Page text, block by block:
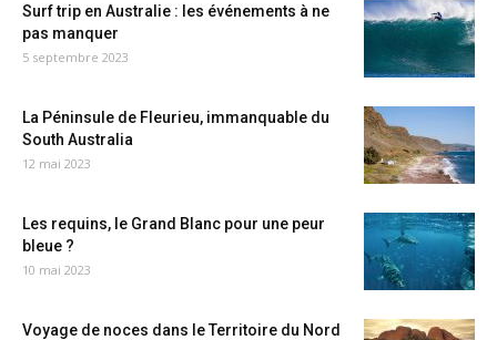
Surf trip en Australie : les événements à ne
pas manquer
5 septembre 2023
La Péninsule de Fleurieu, immanquable du
South Australia
12 mai 2023
Les requins, le Grand Blanc pour une peur
bleue ?
10 mai 2023
Voyage de noces dans le Territoire du Nord